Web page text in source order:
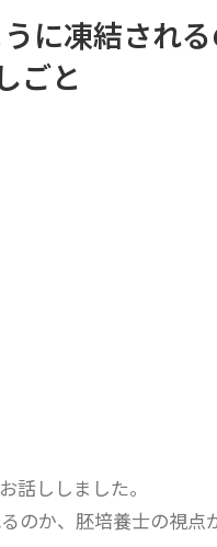
に凍結され
ごと
話ししました。
のか、胚培養士の視点